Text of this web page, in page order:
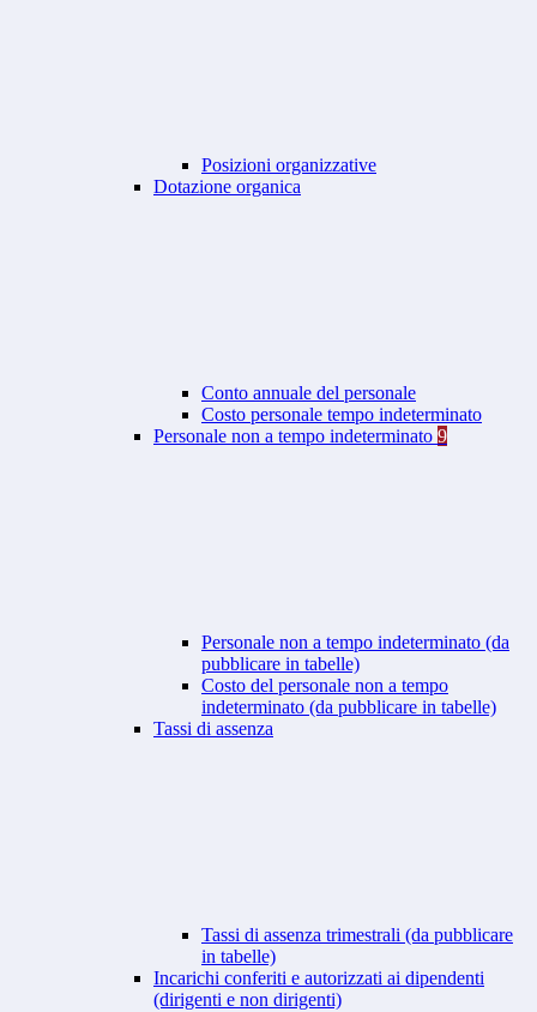
Posizioni organizzative
Dotazione organica
Conto annuale del personale
Costo personale tempo indeterminato
Personale non a tempo indeterminato 9
Personale non a tempo indeterminato (da
pubblicare in tabelle)
Costo del personale non a tempo
indeterminato (da pubblicare in tabelle)
Tassi di assenza
Tassi di assenza trimestrali (da pubblicare
in tabelle)
Incarichi conferiti e autorizzati ai dipendenti
(dirigenti e non dirigenti)